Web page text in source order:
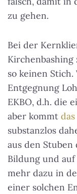
zu gehen.
Bei der
so keinen
Entgegnung
EKBO, d.h. die
aber kommt
substanzlos
aus den
Bildung und
mehr dazu in
einer solchen